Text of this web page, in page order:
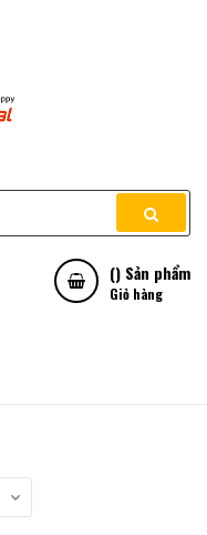
() Sản phẩm
Giỏ hàng